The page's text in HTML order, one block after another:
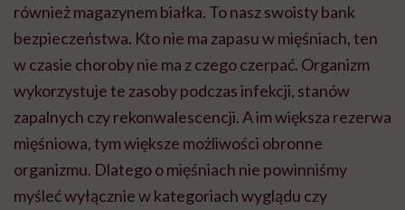
również magazynem białka. To nasz swoisty bank
bezpieczeństwa. Kto nie ma zapasu w mięśniach, ten
w czasie choroby nie ma z czego czerpać. Organizm
wykorzystuje te zasoby podczas infekcji, stanów
zapalnych czy rekonwalescencji. A im większa rezerwa
mięśniowa, tym większe możliwości obronne
organizmu. Dlatego o mięśniach nie powinniśmy
myśleć wyłącznie w kategoriach wyglądu czy